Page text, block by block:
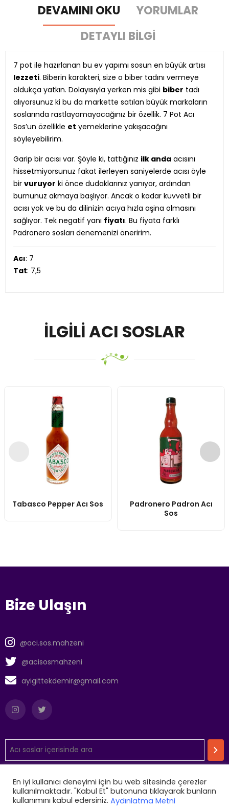
DEVAMINI OKU
YORUMLAR
DETAYLI BILGI
7 pot ile hazırlanan bu ev yapımı sosun en büyük artısı
lezzeti. Biberin karakteri, size o biber tadını vermeye
oldukça yatkın. Dolayısıyla yerken mis gibi biber tadı
alıyorsunuz ki bu da markette satılan büyük markaların
soslarında rastlayamayacağınız bir özellik. 7 Pot Acı
Sos’un özellikle et yemeklerine yakışacağını
söyleyebilirim.
Garip bir acısı var. Şöyle ki, tattığınız ilk anda acısını
hissetmiyorsunuz fakat ilerleyen saniyelerde acısı öyle
bir vuruyor ki önce dudaklarınız yanıyor, ardından
burnunuz akmaya başlıyor. Ancak o kadar kuvvetli bir
acısı yok ve bu da dilinizin acıya hızla aşina olmasını
sağlıyor. Tek negatif yanı fiyatı. Bu fiyata farklı
Padronero sosları denemenizi öneririm.
Acı: 7
Tat: 7,5
İLGILI ACI SOSLAR
Tabasco Pepper Acı Sos
Padronero Padron Acı
Sos
Bize Ulaşın
@aci.sos.mahzeni
@acisosmahzeni
ayigittekdemir@gmail.com
Aydınlatma Metni
En iyi kullanıcı deneyimi için bu web sitesinde çerezler
kullanılmaktadır. "Kabul Et" butonuna tıklayarak bunların
kullanımını kabul edersiniz. Aydınlatma Metni